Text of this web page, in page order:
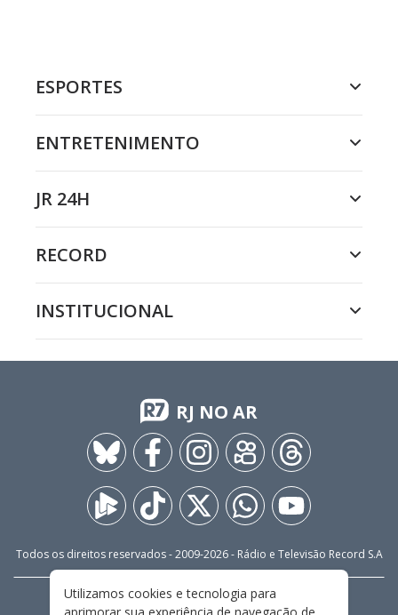
ESPORTES
ENTRETENIMENTO
JR 24H
RECORD
INSTITUCIONAL
RJ NO AR
Todos os direitos reservados - 2009-2026- Rádio e Televisão Record S.A
FALE CONOSCO PRIVACIDADE
Utilizamos cookies e tecnologia para